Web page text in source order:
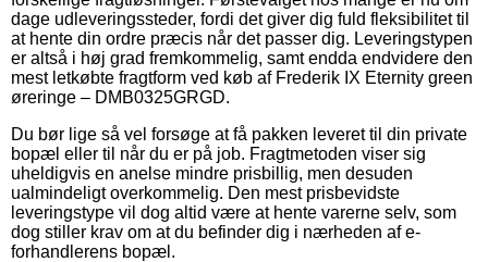
dage udleveringssteder, fordi det giver dig fuld fleksibilitet til
at hente din ordre præcis når det passer dig. Leveringstypen
er altså i høj grad fremkommelig, samt endda endvidere den
mest letkøbte fragtform ved køb af Frederik IX Eternity green
øreringe – DMB0325GRGD.
Du bør lige så vel forsøge at få pakken leveret til din private
bopæl eller til når du er på job. Fragtmetoden viser sig
uheldigvis en anelse mindre prisbillig, men desuden
ualmindeligt overkommelig. Den mest prisbevidste
leveringstype vil dog altid være at hente varerne selv, som
dog stiller krav om at du befinder dig i nærheden af e-
forhandlerens bopæl.